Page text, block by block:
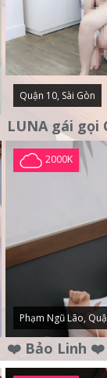
Quận 10, Sài Gòn
2000K
Phạm Ngũ Lão,